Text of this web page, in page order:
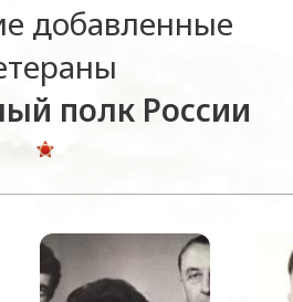
добавленные
полк России